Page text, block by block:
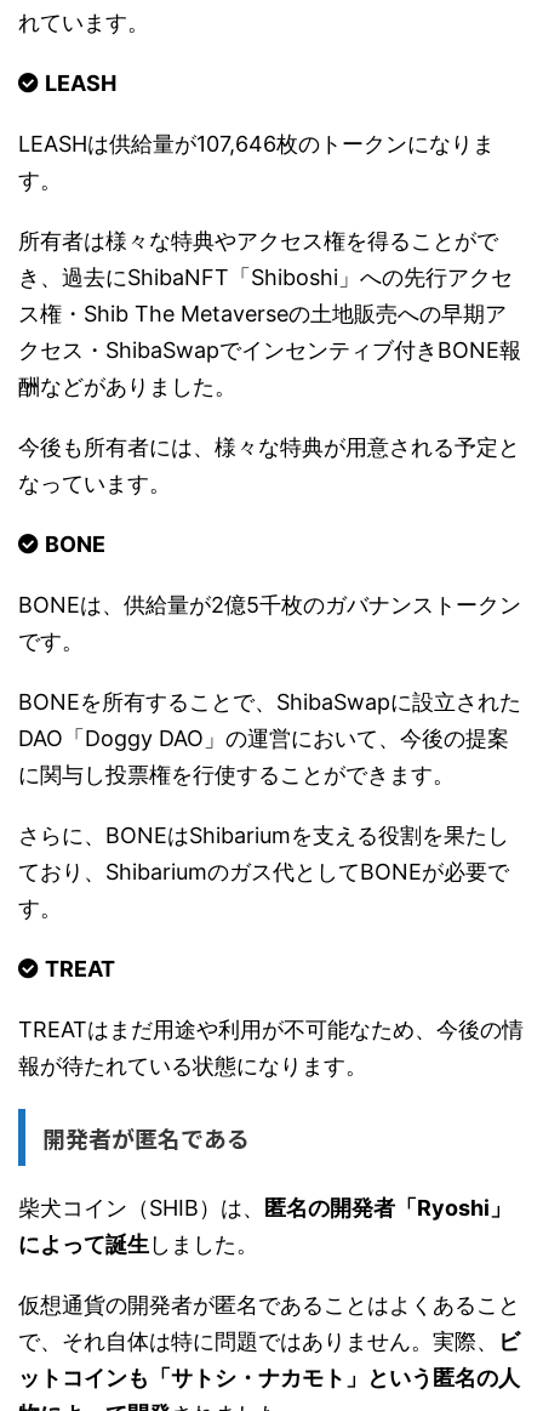
れています。
LEASH
LEASHは供給量が107,646枚のトークンになりま
す。
所有者は様々な特典やアクセス権を得ることがで
き、過去にShibaNFT「Shiboshi」への先行アクセ
ス権・Shib The Metaverseの土地販売への早期ア
クセス・ShibaSwapでインセンティブ付きBONE報
酬などがありました。
今後も所有者には、様々な特典が用意される予定と
なっています。
BONE
BONEは、供給量が2億5千枚のガバナンストークン
です。
BONEを所有することで、ShibaSwapに設立された
DAO「Doggy DAO」の運営において、今後の提案
に関与し投票権を行使することができます。
さらに、BONEはShibariumを支える役割を果たし
ており、Shibariumのガス代としてBONEが必要で
す。
TREAT
TREATはまだ用途や利用が不可能なため、今後の情
報が待たれている状態になります。
開発者が匿名である
柴犬コイン（SHIB）は、 匿名の開発者「Ryoshi」
によって誕生 しました。
仮想通貨の開発者が匿名であることはよくあること
で、それ自体は特に問題ではありません。実際、
ビ
ットコインも「サトシ・ナカモト」という匿名の人